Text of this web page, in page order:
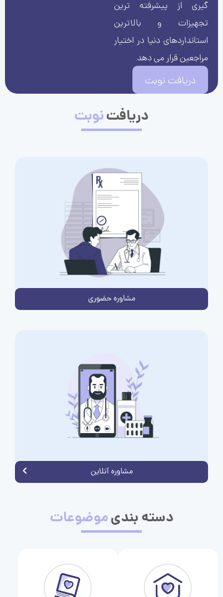
گیری از پیشرفته ترین
تجهیزات و بالاترین
استانداردهای دنیا در اختیار
مراجعین قرار می دهد.
دریافت نوبت
دریافتنوبت
مشاوره حضوری
مشاوره آنلاین
دسته بندیموضوعات